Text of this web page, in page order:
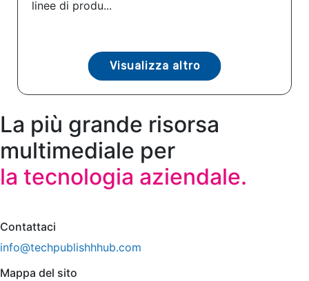
linee di produ...
Visualizza altro
La più grande risorsa
multimediale per
la tecnologia aziendale.
Contattaci
info@techpublishhhub.com
Mappa del sito